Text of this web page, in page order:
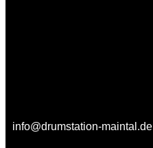
info@drumstation-maintal.de